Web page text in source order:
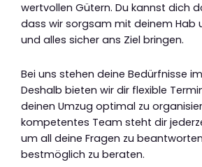
wertvollen Gütern. Du kannst dich
dass wir sorgsam mit deinem Hab
und alles sicher ans Ziel bringen.
Bei uns stehen deine Bedürfnisse
Deshalb bieten wir dir flexible
deinen Umzug optimal zu
kompetentes Team steht dir
um all deine Fragen zu
bestmöglich zu beraten.